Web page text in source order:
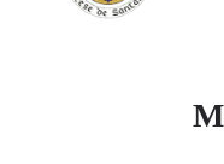
NOTÍCIAS